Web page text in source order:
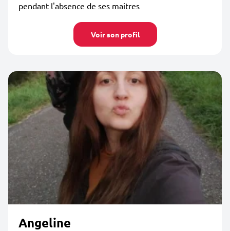
pendant l'absence de ses maitres
Voir son profil
Angeline